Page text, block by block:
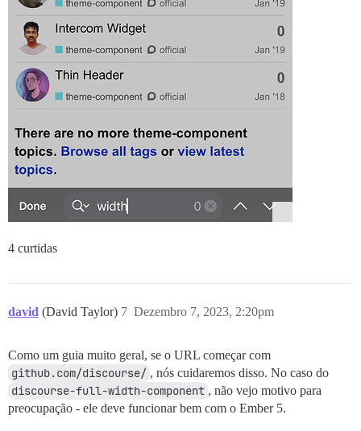
4 curtidas
david (David Taylor) Dezembro 7, 2023, 2:20pm
7
Como um guia muito geral, se o URL começar com
github.com/discourse/ , nós cuidaremos disso. No caso do
discourse-full-width-component , não vejo motivo para
preocupação - ele deve funcionar bem com o Ember 5.